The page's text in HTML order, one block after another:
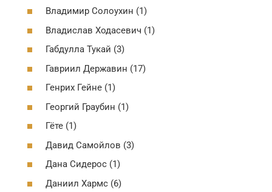
Владимир Солоухин (1)
Владислав Ходасевич (1)
Габдулла Тукай (3)
Гавриил Державин (17)
Генрих Гейне (1)
Георгий Граубин (1)
Гёте (1)
Давид Самойлов (3)
Дана Сидерос (1)
Даниил Хармс (6)